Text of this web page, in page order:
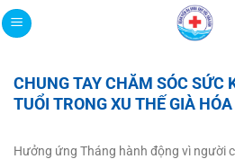
Bỏ
qua
dung
CHUNG TAY CHĂM SÓC SỨC
TUỔI TRONG XU THẾ GIÀ
Hưởng ứng Tháng hành động vì người